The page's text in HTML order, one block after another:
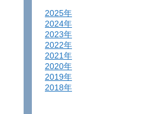
2025年
2024年
2023年
2022年
2021年
2020年
2019年
2018年